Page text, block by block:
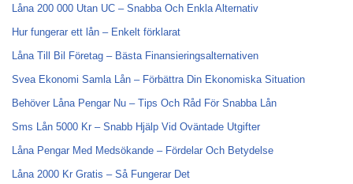
Låna 200 000 Utan UC – Snabba Och Enkla Alternativ
Hur fungerar ett lån – Enkelt förklarat
Låna Till Bil Företag – Bästa Finansieringsalternativen
Svea Ekonomi Samla Lån – Förbättra Din Ekonomiska Situation
Behöver Låna Pengar Nu – Tips Och Råd För Snabba Lån
Sms Lån 5000 Kr – Snabb Hjälp Vid Oväntade Utgifter
Låna Pengar Med Medsökande – Fördelar Och Betydelse
Låna 2000 Kr Gratis – Så Fungerar Det